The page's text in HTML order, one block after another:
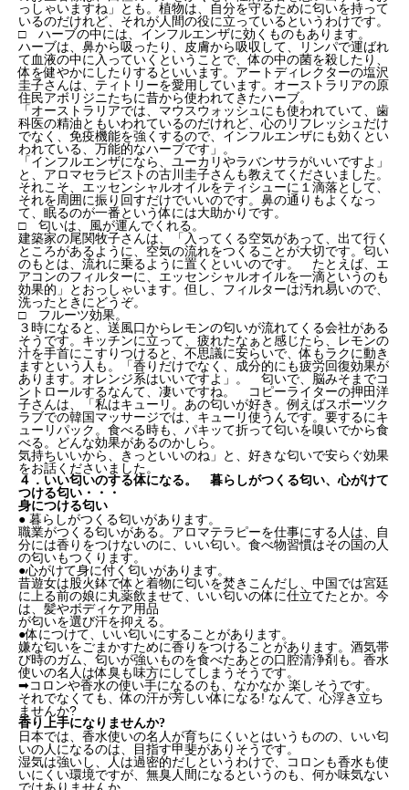
っしゃいますね」とも。植物は、自分を守るために匂いを持って
いるのだけれど、それが人間の役に立っているというわけです。
□ ハーブの中には、インフルエンザに効くものもあります。
ハーブは、鼻から吸ったり、皮膚から吸収して、リンパで運ばれ
て血液の中に入っていくということで、体の中の菌を殺したり、
体を健やかにしたりするといいます。アートディレクターの塩沢
圭子さんは、ティトリーを愛用しています。オーストラリアの原
住民アボリジニたちに昔から使われてきたハーブ。
「オーストラリアでは、マウスウォッシュにも使われていて、歯
科医の精油ともいわれているのだけれど、心のリフレッシュだけ
でなく、免疫機能を強くするので、インフルエンザにも効くとい
われている、万能的なハーブです」。
「インフルエンザになら、ユーカリやラバンサラがいいですよ」
と、アロマセラピストの古川圭子さんも教えてくださいました。
それこそ、エッセンシャルオイルをティシューに１滴落として、
それを周囲に振り回すだけでいいのです。鼻の通りもよくなっ
て、眠るのが一番という体には大助かりです。
□ 匂いは、風が運んでくれる。
建築家の尾関牧子さんは、「入ってくる空気があって、出て行く
ところがあるように、空気の流れをつくることが大切です。匂い
のもとは、流れに乗るように置くといいのです。 たとえば、エ
アコンのフィルターに、エッセンシャルオイルを一滴というのも
効果的」とおっしゃいます。但し、フィルターは汚れ易いので、
洗ったときにどうぞ。
□ フルーツ効果。
３時になると、送風口からレモンの匂いが流れてくる会社がある
そうです。キッチンに立って、疲れたなぁと感じたら、レモンの
汁を手首にこすりつけると、不思議に安らいで、体もラクに動き
ますという人も。「香りだけでなく、成分的にも疲労回復効果が
あります。オレンジ系はいいですよ」。 匂いで、脳みそまでコ
ントロールするなんて、凄いですね。 コピーライターの押田洋
子さんは、「私はキューリ。あの匂いが好き。例えばスポーツク
ラブでの韓国マッサージでは、キューリ使うんです。要するにキ
ューリパック。食べる時も、パキッて折って匂いを嗅いでから食
べる。どんな効果があるのかしら。
気持ちいいから、きっといいのね」と、好きな匂いで安らぐ効果
をお話くださいました。
４．いい匂いのする体になる。 暮らしがつくる匂い、心がけて
つける匂い・・・
身につける匂い
● 暮らしがつくる匂いがあります。
職業がつくる匂いがある。アロマテラピーを仕事にする人は、自
分には香りをつけないのに、いい匂い。食べ物習慣はその国の人
の匂いもつくります。
●心がけて身に付く匂いがあります。
昔遊女は股火鉢で体と着物に匂いを焚きこんだし、中国では宮廷
に上る前の娘に丸薬飲ませて、いい匂いの体に仕立てたとか。今
は、髪やボディケア用品
が匂いを選び汗を抑える。
●体につけて、いい匂いにすることがあります。
嫌な匂いをごまかすために香りをつけることがあります。酒気帯
び時のガム、匂いが強いものを食べたあとの口腔清浄剤も。香水
使いの名人は体臭も味方にしてしまうそうです。
➡コロンや香水の使い手になるのも、なかなか 楽しそうです。
それでなくても、体の汗が芳しい体になる! なんて、心浮き立ち
ませんか?
香り上手になりませんか?
日本では、香水使いの名人が育ちにくいとはいうものの、いい匂
いの人になるのは、目指す甲斐がありそうです。
湿気は強いし、人は過密的だしというわけで、コロンも香水も使
いにくい環境ですが、無臭人間になるというのも、何か味気ない